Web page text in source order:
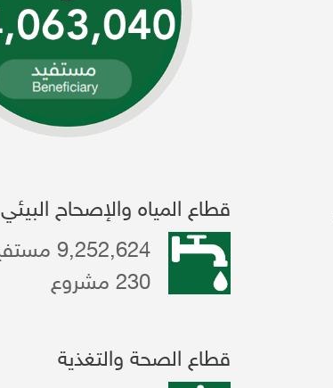
قطاع المياه والإصحاح البيئي
9,252,624 مستفيد
230 مشروع
قطاع الصحة والتغذية